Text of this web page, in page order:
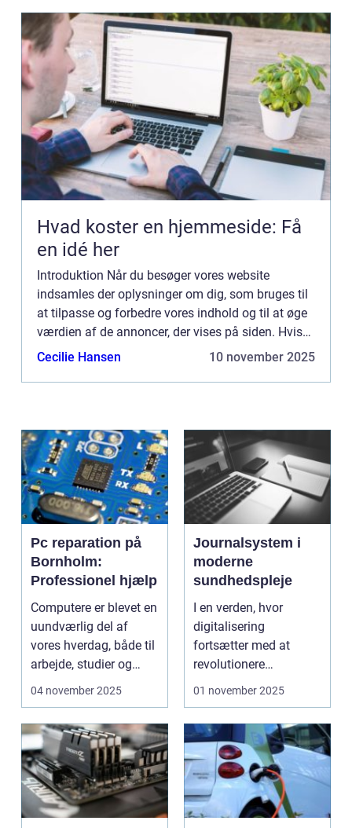
Hvad koster en hjemmeside: Få
en idé her
Introduktion Når du besøger vores website
indsamles der oplysninger om dig, som bruges til
at tilpasse og forbedre vores indhold og til at øge
værdien af de annoncer, der vises på siden. Hvis
du ikke ønsker, at der indsamles oplysninger, bør
Cecilie Hansen 10 november 2025
Pc reparation på
Bornholm:
Professionel hjælp
Computere er blevet en
uundværlig del af
vores hverdag, både til
arbejde, studier og
und...
04 november 2025
Journalsystem i
moderne
sundhedspleje
I en verden, hvor
digitalisering
fortsætter med at
revolutionere
forskellige sektorer, er
01 november 2025